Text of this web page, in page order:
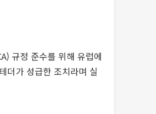
규정 준수를 위해 유럽에
더가 성급한 조치라며 실